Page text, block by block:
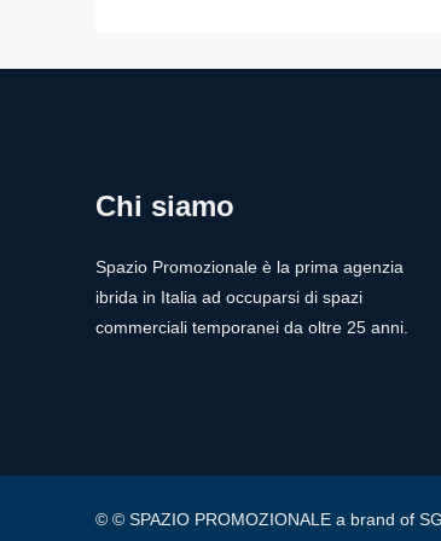
Chi siamo
Spazio Promozionale è la prima agenzia
ibrida in Italia ad occuparsi di spazi
commerciali temporanei da oltre 25 anni.
© © SPAZIO PROMOZIONALE a brand of